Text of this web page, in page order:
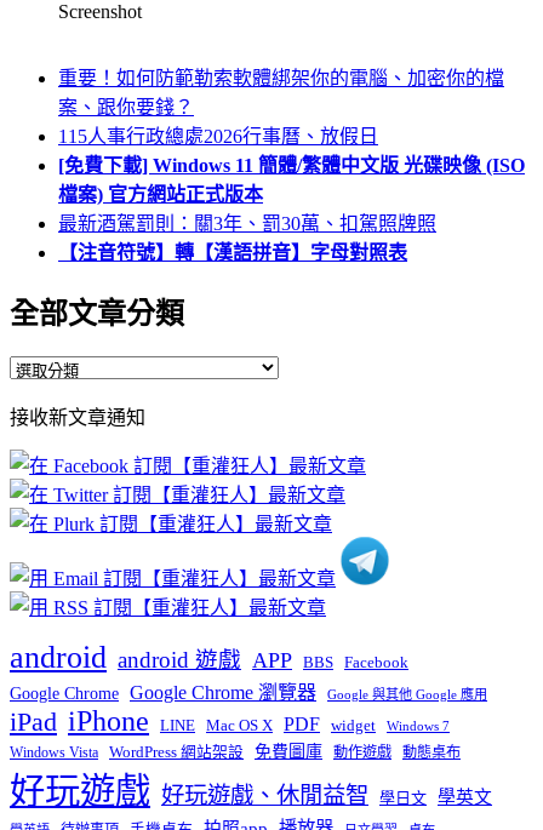
Screenshot
重要！如何防範勒索軟體綁架你的電腦、加密你的檔
案、跟你要錢？
115人事行政總處2026行事曆、放假日
[免費下載] Windows 11 簡體/繁體中文版 光碟映像 (ISO
檔案) 官方網站正式版本
最新酒駕罰則：關3年、罰30萬、扣駕照牌照
【注音符號】轉【漢語拼音】字母對照表
全部文章分類
全
文
章
分
類
接收新文章通知
android android 遊戲 APP BBS Facebook
Google Chrome Google Chrome 瀏覽器 Google 與其他 Google 應用
iPad iPhone LINE Mac OS X PDF widget Windows 7
Windows Vista WordPress 網站架設 免費圖庫 動作遊戲 動態桌布
好玩遊戲 好玩遊戲、休閒益智 學日文 學英文